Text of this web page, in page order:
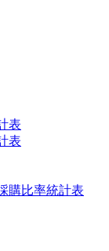
表
表
購比率統計表